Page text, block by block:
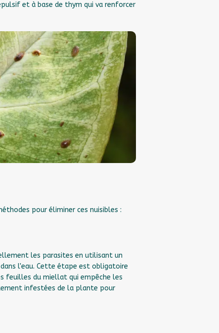
et à base de thym qui va renforcer
pour éliminer ces nuisibles :
les parasites en utilisant un
l'eau. Cette étape est obligatoire
feuilles du miellat qui empêche les
infestées de la plante pour